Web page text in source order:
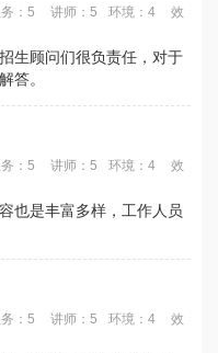
：5 讲师：5 环境：4
效
生顾问们很负责任，对于
答。
：5 讲师：5 环境：4
效
也是丰富多样，工作人员
：5 讲师：5 环境：4
效